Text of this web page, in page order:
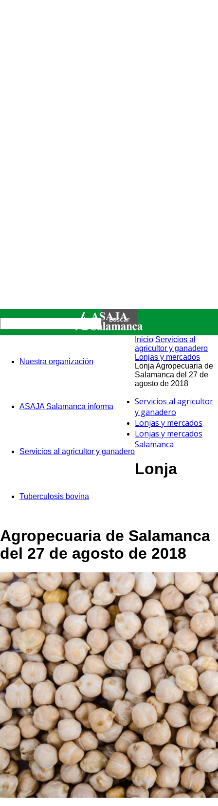
Nuestra organización
ASAJA Salamanca informa
Servicios al agricultor y ganadero
Tuberculosis bovina
Inicio Servicios al
agricultor y ganadero
Lonjas y mercados
Lonja Agropecuaria de
Salamanca del 27 de
agosto de 2018
Servicios al agricultor
y ganadero
Lonjas y mercados
Lonjas y mercados
Salamanca
Lonja
Agropecuaria de Salamanca
del 27 de agosto de 2018